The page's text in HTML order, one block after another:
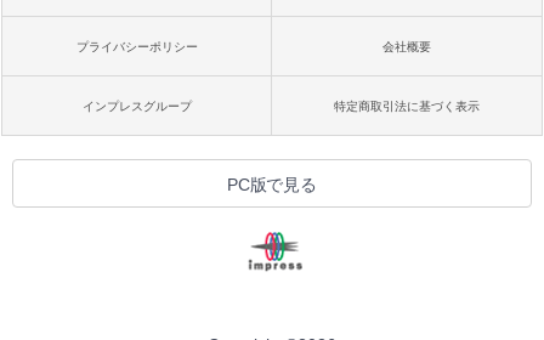
プライバシーポリシー 会社概要
インプレスグループ 特定商取引法に基づく表示
PC版で見る